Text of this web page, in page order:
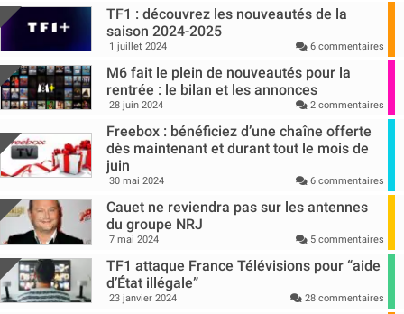
TF1 : découvrez les nouveautés de la
saison 2024-2025
1 juillet 2024 6 commentaires
M6 fait le plein de nouveautés pour la
rentrée : le bilan et les annonces
28 juin 2024 2 commentaires
Freebox : bénéficiez d’une chaîne offerte
dès maintenant et durant tout le mois de
juin
30 mai 2024 6 commentaires
Cauet ne reviendra pas sur les antennes
du groupe NRJ
7 mai 2024 5 commentaires
TF1 attaque France Télévisions pour “aide
d’État illégale”
23 janvier 2024 28 commentaires